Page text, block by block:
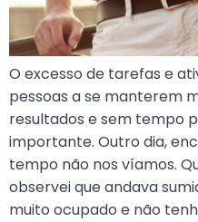
O excesso de tarefas e
pessoas a se manterem
resultados e sem tempo
importante. Outro dia,
tempo não nos víamos.
observei que andava
muito ocupado e não